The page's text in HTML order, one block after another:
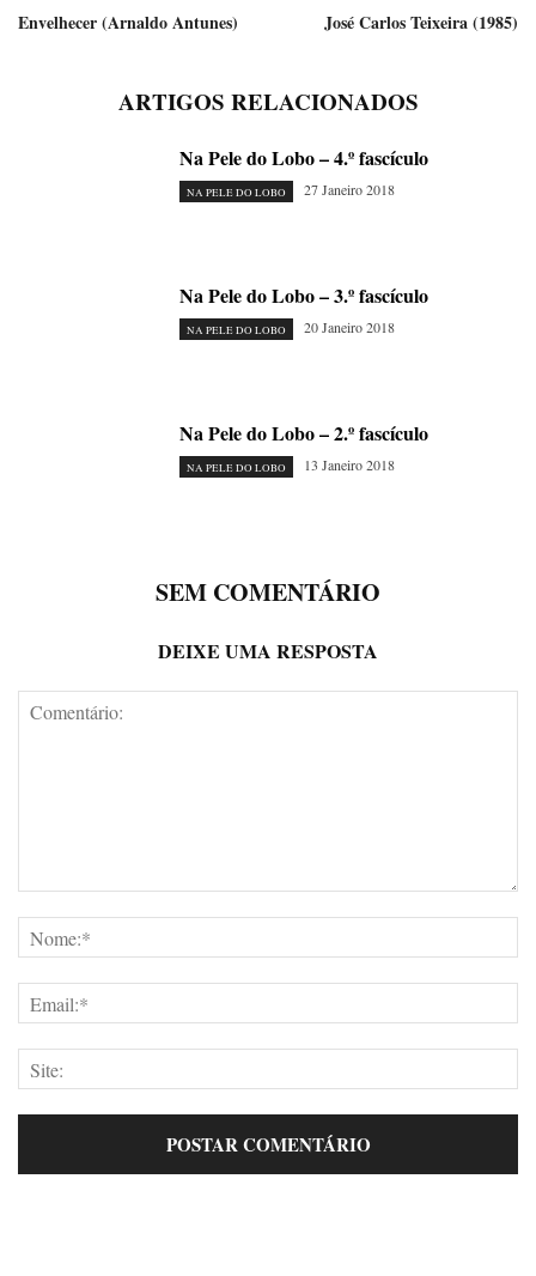
Envelhecer (Arnaldo Antunes) José Carlos Teixeira (1985)
ARTIGOS RELACIONADOS
Na Pele do Lobo – 4.º fascículo
NA PELE DO LOBO 27 Janeiro 2018
Na Pele do Lobo – 3.º fascículo
NA PELE DO LOBO 20 Janeiro 2018
Na Pele do Lobo – 2.º fascículo
NA PELE DO LOBO 13 Janeiro 2018
SEM COMENTÁRIO
DEIXE UMA RESPOSTA